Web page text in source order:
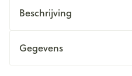
Beschrijving
Gegevens